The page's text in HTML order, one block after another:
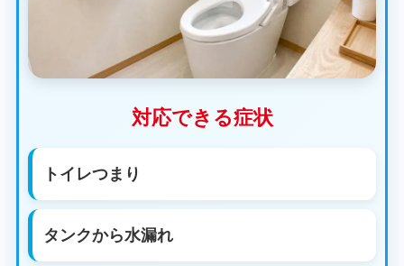
対応できる症状
トイレつまり
タンクから水漏れ